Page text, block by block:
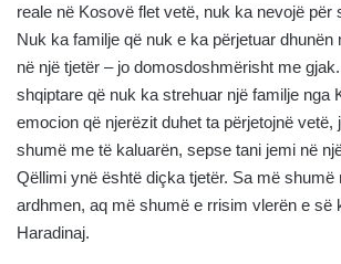
reale në Kosovë flet vetë, nuk ka nevojë për
Nuk ka familje që nuk e ka përjetuar dhunën
në një tjetër – jo domosdoshmërisht me
shqiptare që nuk ka strehuar një familje nga
emocion që njerëzit duhet ta përjetojnë vetë,
shumë me të kaluarën, sepse tani jemi në
Qëllimi ynë është diçka tjetër. Sa më shumë
ardhmen, aq më shumë e rrisim vlerën e së
Haradinaj.